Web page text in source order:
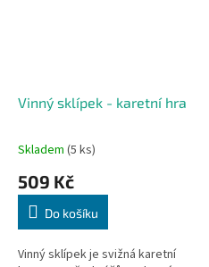
Vinný sklípek - karetní hra
Skladem (5 ks)
509 Kč
Do košíku
Vinný sklípek je svižná karetní